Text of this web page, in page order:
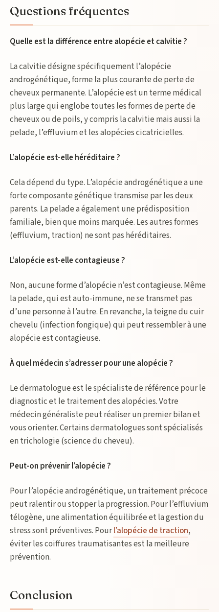
Questions fréquentes
Quelle est la différence entre alopécie et calvitie ?
La calvitie désigne spécifiquement l’alopécie
androgénétique, forme la plus courante de perte de
cheveux permanente. L’alopécie est un terme médical
plus large qui englobe toutes les formes de perte de
cheveux ou de poils, y compris la calvitie mais aussi la
pelade, l’effluvium et les alopécies cicatricielles.
L’alopécie est-elle héréditaire ?
Cela dépend du type. L’alopécie androgénétique a une
forte composante génétique transmise par les deux
parents. La pelade a également une prédisposition
familiale, bien que moins marquée. Les autres formes
(effluvium, traction) ne sont pas héréditaires.
L’alopécie est-elle contagieuse ?
Non, aucune forme d’alopécie n’est contagieuse. Même
la pelade, qui est auto-immune, ne se transmet pas
d’une personne à l’autre. En revanche, la teigne du cuir
chevelu (infection fongique) qui peut ressembler à une
alopécie est contagieuse.
À quel médecin s’adresser pour une alopécie ?
Le dermatologue est le spécialiste de référence pour le
diagnostic et le traitement des alopécies. Votre
médecin généraliste peut réaliser un premier bilan et
vous orienter. Certains dermatologues sont spécialisés
en trichologie (science du cheveu).
Peut-on prévenir l’alopécie ?
Pour l’alopécie androgénétique, un traitement précoce
peut ralentir ou stopper la progression. Pour l’effluvium
télogène, une alimentation équilibrée et la gestion du
stress sont préventives. Pourl’alopécie de traction,
éviter les coiffures traumatisantes est la meilleure
prévention.
Conclusion